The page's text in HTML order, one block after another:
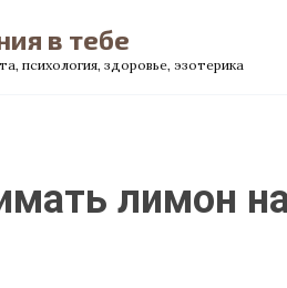
в тебе
психология, здоровье, эзотерика
лимон